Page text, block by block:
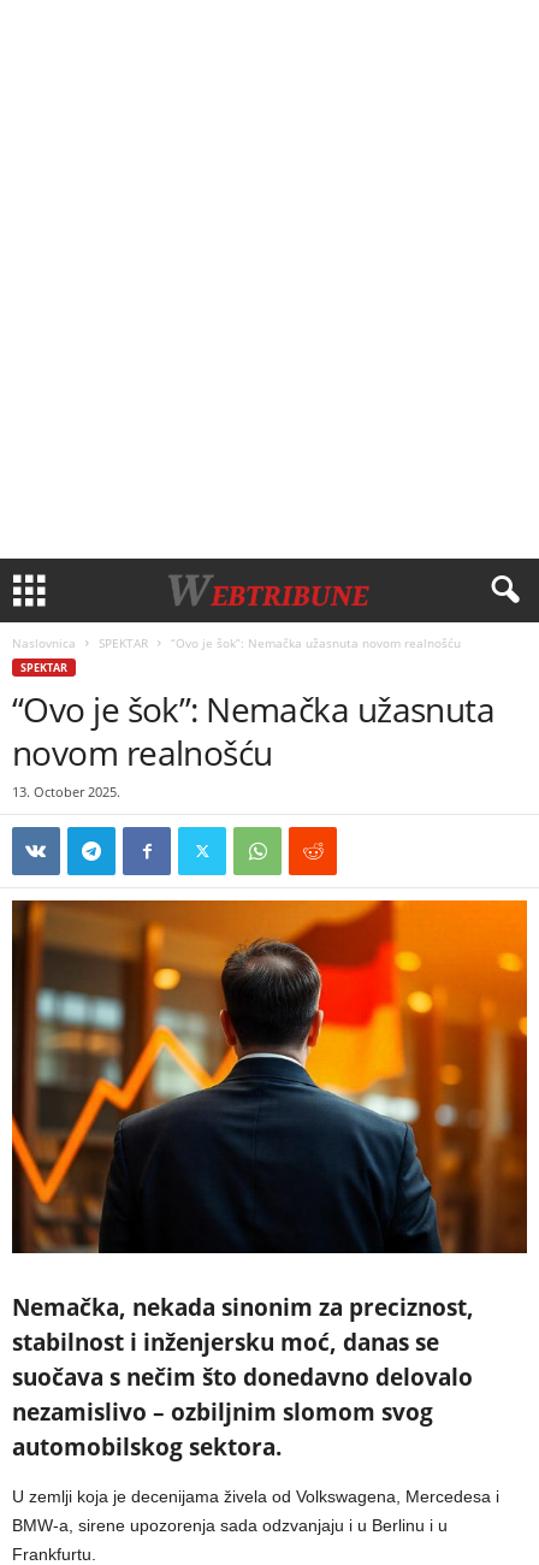
Naslovnica SPEKTAR “Ovo je šok”: Nemačka užasnuta novom realnošću
SPEKTAR
“Ovo je šok”: Nemačka užasnuta
novom realnošću
13. October 2025.
Nemačka, nekada sinonim za preciznost,
stabilnost i inženjersku moć, danas se
suočava s nečim što donedavno delovalo
nezamislivo – ozbiljnim slomom svog
automobilskog sektora.
U zemlji koja je decenijama živela od Volkswagena, Mercedesa i
BMW-a, sirene upozorenja sada odzvanjaju i u Berlinu i u
Frankfurtu.